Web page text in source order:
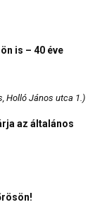
is – 40 éve
Holló János utca 1.)
az általános